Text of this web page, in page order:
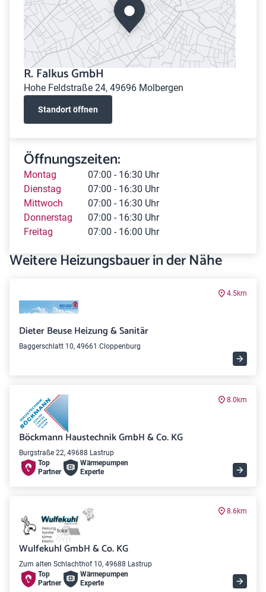
R. Falkus GmbH
Hohe Feldstraße 24, 49696 Molbergen
Standort öffnen
Öffnungszeiten:
Montag
07:00 - 16:30 Uhr
Dienstag
07:00 - 16:30 Uhr
Mittwoch
07:00 - 16:30 Uhr
Donnerstag
07:00 - 16:30 Uhr
Freitag
07:00 - 16:00 Uhr
Weitere Heizungsbauer in der Nähe
4.5km
Dieter Beuse Heizung & Sanitär
Baggerschlatt 10, 49661 Cloppenburg
8.0km
Böckmann Haustechnik GmbH & Co. KG
Burgstraße 22, 49688 Lastrup
Top
Partner
Wärme­pumpen
Experte
8.6km
Wulfekuhl GmbH & Co. KG
Zum alten Schlachthof 10, 49688 Lastrup
Top
Partner
Wärme­pumpen
Experte